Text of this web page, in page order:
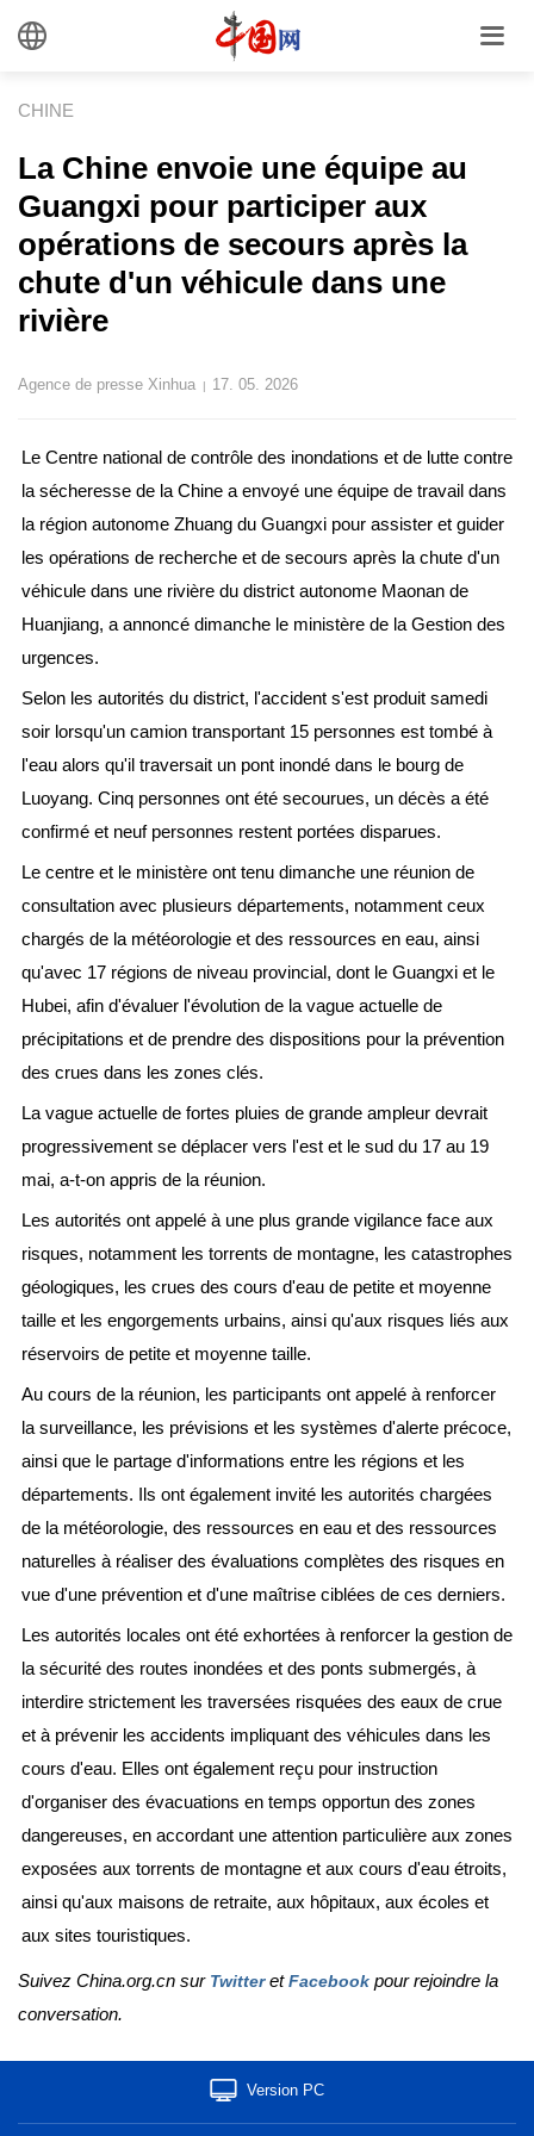
CHINE
La Chine envoie une équipe au
Guangxi pour participer aux
opérations de secours après la
chute d'un véhicule dans une
rivière
Agence de presse Xinhua | 17. 05. 2026
Le Centre national de contrôle des inondations et de lutte contre
la sécheresse de la Chine a envoyé une équipe de travail dans
la région autonome Zhuang du Guangxi pour assister et guider
les opérations de recherche et de secours après la chute d'un
véhicule dans une rivière du district autonome Maonan de
Huanjiang, a annoncé dimanche le ministère de la Gestion des
urgences.
Selon les autorités du district, l'accident s'est produit samedi
soir lorsqu'un camion transportant 15 personnes est tombé à
l'eau alors qu'il traversait un pont inondé dans le bourg de
Luoyang. Cinq personnes ont été secourues, un décès a été
confirmé et neuf personnes restent portées disparues.
Le centre et le ministère ont tenu dimanche une réunion de
consultation avec plusieurs départements, notamment ceux
chargés de la météorologie et des ressources en eau, ainsi
qu'avec 17 régions de niveau provincial, dont le Guangxi et le
Hubei, afin d'évaluer l'évolution de la vague actuelle de
précipitations et de prendre des dispositions pour la prévention
des crues dans les zones clés.
La vague actuelle de fortes pluies de grande ampleur devrait
progressivement se déplacer vers l'est et le sud du 17 au 19
mai, a-t-on appris de la réunion.
Les autorités ont appelé à une plus grande vigilance face aux
risques, notamment les torrents de montagne, les catastrophes
géologiques, les crues des cours d'eau de petite et moyenne
taille et les engorgements urbains, ainsi qu'aux risques liés aux
réservoirs de petite et moyenne taille.
Au cours de la réunion, les participants ont appelé à renforcer
la surveillance, les prévisions et les systèmes d'alerte précoce,
ainsi que le partage d'informations entre les régions et les
départements. Ils ont également invité les autorités chargées
de la météorologie, des ressources en eau et des ressources
naturelles à réaliser des évaluations complètes des risques en
vue d'une prévention et d'une maîtrise ciblées de ces derniers.
Les autorités locales ont été exhortées à renforcer la gestion de
la sécurité des routes inondées et des ponts submergés, à
interdire strictement les traversées risquées des eaux de crue
et à prévenir les accidents impliquant des véhicules dans les
cours d'eau. Elles ont également reçu pour instruction
d'organiser des évacuations en temps opportun des zones
dangereuses, en accordant une attention particulière aux zones
exposées aux torrents de montagne et aux cours d'eau étroits,
ainsi qu'aux maisons de retraite, aux hôpitaux, aux écoles et
aux sites touristiques.
Suivez China.org.cn sur Twitter etFacebook pour rejoindre la
conversation.
Version PC